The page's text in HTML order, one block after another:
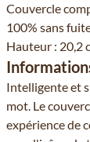
Couvercle
100% sans
Hauteur : 20,2
Intelligente et
mot. Le
expérience de